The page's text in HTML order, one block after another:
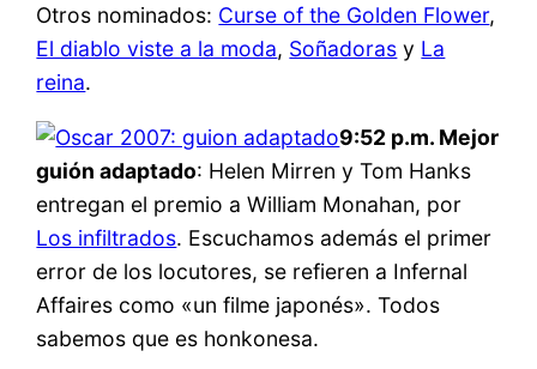
Otros nominados: Curse of the Golden Flower,
El diablo viste a la moda, Soñadoras y La
reina.
9:52 p.m. Mejor
guión adaptado: Helen Mirren y Tom Hanks
entregan el premio a William Monahan, por
Los infiltrados. Escuchamos además el primer
error de los locutores, se refieren a Infernal
Affaires como «un filme japonés». Todos
sabemos que es honkonesa.